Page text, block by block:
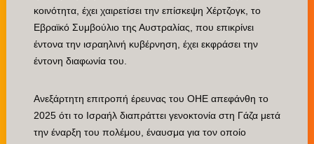
κοινότητα, έχει χαιρετίσει την επίσκεψη Χέρτζογκ, το
Εβραϊκό Συμβούλιο της Αυστραλίας, που επικρίνει
έντονα την ισραηλινή κυβέρνηση, έχει εκφράσει την
έντονη διαφωνία του.
Ανεξάρτητη επιτροπή έρευνας του ΟΗΕ απεφάνθη το
2025 ότι το Ισραήλ διαπράττει γενοκτονία στη Γάζα μετά
την έναρξη του πολέμου, έναυσμα για τον οποίο